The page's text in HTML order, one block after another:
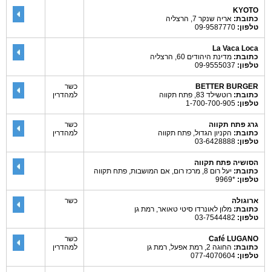
KYOTO
כתובת: אריה שנקר 7, הרצליה
טלפון:
La Vaca Loca
כתובת: מדינת היהודים 60, הרצליה
טלפון:
BETTER BURGER
כתובת: רוטשילד 83, פתח תקווה
טלפון:
כשר
למהדרין
גרג פתח תקווה
כתובת: הקניון הגדול, פתח תקווה
טלפון:
כשר
למהדרין
הסושיה פתח תקווה
כתובת: יעל רום 8, מרכז רום, אם המושבות, פתח תקווה
טלפון: *9969
ארוגולה
כתובת: מלון לאונרדו סיטי טאואר, רמת גן
טלפון:
כשר
Café LUGANO
כתובת: החוגה 2, רמת אפעל, רמת גן
טלפון:
כשר
למהדרין